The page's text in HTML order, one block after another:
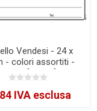
Vendesi - 24 x
- colori assortiti -
Edipro [E9202]
IVA esclusa